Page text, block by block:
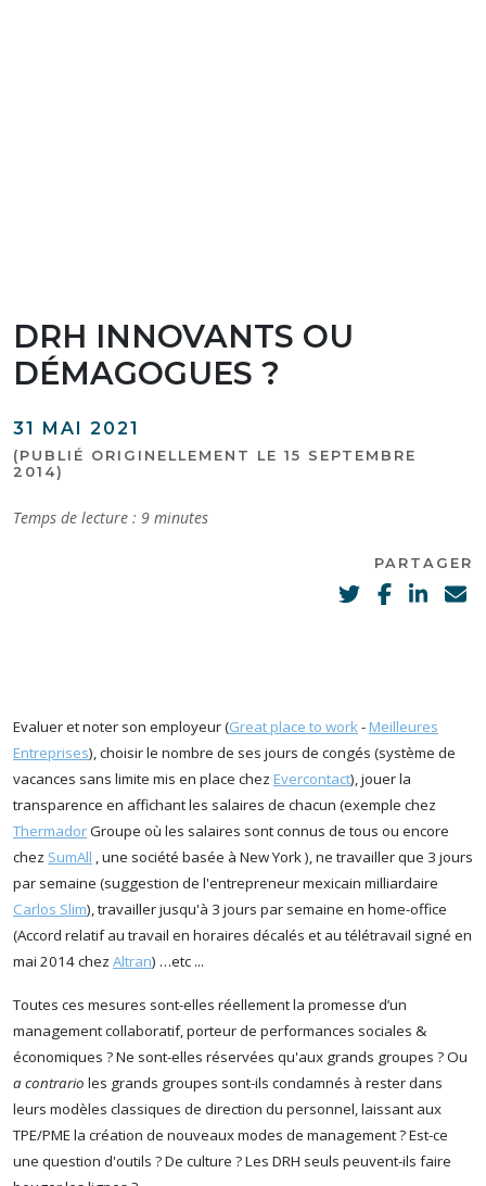
DRH INNOVANTS OU
DÉMAGOGUES ?
31 MAI 2021
(PUBLIÉ ORIGINELLEMENT LE 15 SEPTEMBRE
2014)
Temps de lecture : 9 minutes
PARTAGER
Evaluer et noter son employeur (Great place to work-Meilleures
Entreprises), choisir le nombre de ses jours de congés (système de
vacances sans limite mis en place chez Evercontact), jouer la
transparence en affichant les salaires de chacun (exemple chez
ThermadorGroupe où les salaires sont connus de tous ou encore
chez SumAll , une société basée à New York ), ne travailler que 3 jours
par semaine (suggestion de l'entrepreneur mexicain milliardaire
Carlos Slim), travailler jusqu'à 3 jours par semaine en home-office
(Accord relatif au travail en horaires décalés et au télétravail signé en
mai 2014 chez Altran) …etc ...
Toutes ces mesures sont-elles réellement la promesse d’un
management collaboratif, porteur de performances sociales &
économiques ? Ne sont-elles réservées qu'aux grands groupes ? Ou
a contrario les grands groupes sont-ils condamnés à rester dans
leurs modèles classiques de direction du personnel, laissant aux
TPE/PME la création de nouveaux modes de management ? Est-ce
une question d'outils ? De culture ? Les DRH seuls peuvent-ils faire